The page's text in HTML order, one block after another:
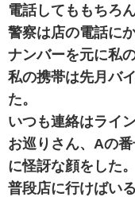
電話してももちろ
警察は店の電話に
ナンバーを元に私
私の携帯は先月バ
た。
いつも連絡はライ
お巡りさん、Aの
に怪訝な顔をした。
普段店に行けばい